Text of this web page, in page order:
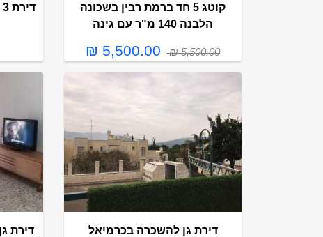
קוטג 5 חד ברמת רבין בשכונה
הלבנה 140 מ"ר עם גינה
5,500.00 ₪
5,500.00 ₪
דירת גן להשכרה בכרמיאל